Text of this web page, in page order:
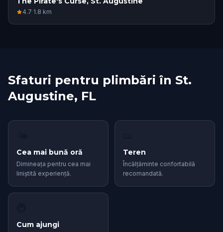
4.7·1.8 km
Sfaturi pentru plimbări în St.
Augustine, FL
Cea mai bună oră
Dimineața pentru cea mai
liniștită experiență.
Teren
Încălțăminte confortabilă
recomandată.
Cum ajungi